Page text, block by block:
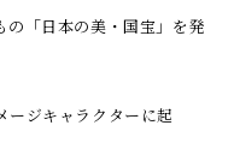
の「日本の美・国宝」を発
ージキャラクターに起